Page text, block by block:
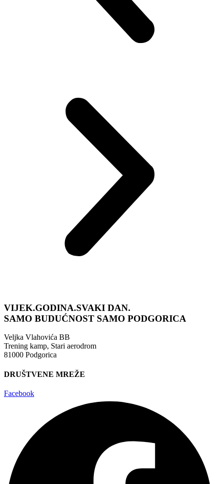
VIJEK.GODINA.SVAKI DAN.
SAMO BUDUĆNOST SAMO PODGORICA
Veljka Vlahovića BB
Trening kamp, Stari aerodrom
81000 Podgorica
DRUŠTVENE MREŽE
Facebook